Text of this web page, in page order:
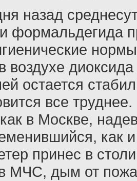
назад
формальдегида
воздухе
остается
все
в Москве,
как
принес в
МЧС, дым от